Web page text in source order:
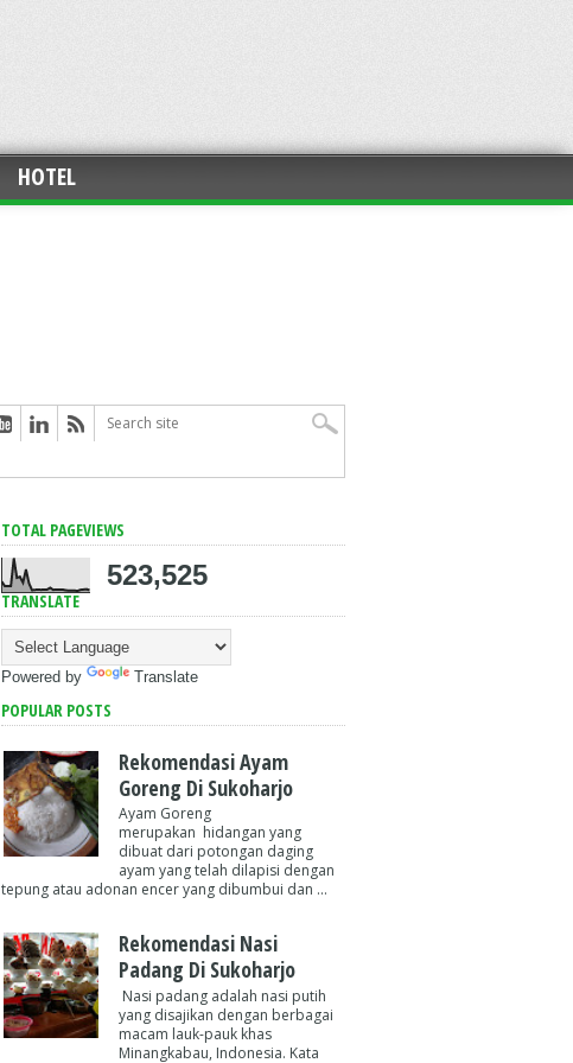
HOTEL
TOTAL PAGEVIEWS
523,525
TRANSLATE
Powered by Translate
POPULAR POSTS
Rekomendasi Ayam
Goreng Di Sukoharjo
Ayam Goreng
merupakan hidangan yang
dibuat dari potongan daging
ayam yang telah dilapisi dengan
tepung atau adonan encer yang dibumbui dan ...
Rekomendasi Nasi
Padang Di Sukoharjo
Nasi padang adalah nasi putih
yang disajikan dengan berbagai
macam lauk-pauk khas
Minangkabau, Indonesia. Kata